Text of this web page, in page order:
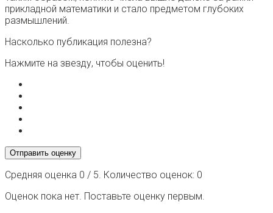
прикладной математики и стало предметом глубоких
размышлений.
Насколько публикация полезна?
Нажмите на звезду, чтобы оценить!
Отправить оценку
Средняя оценка 0 / 5. Количество оценок: 0
Оценок пока нет. Поставьте оценку первым.